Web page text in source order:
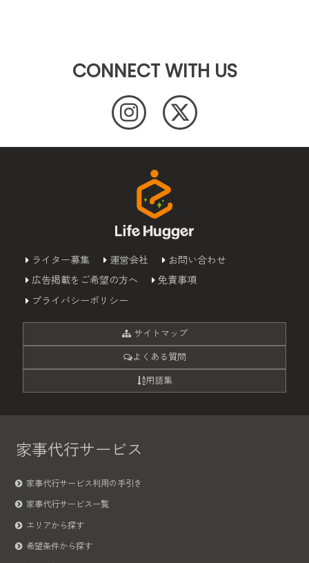
CONNECT WITH US
ライター募集 運営会社
お問い合わせ
広告掲載をご希望の方へ
免責事項
プライバシーポリシー
サイトマップ
よくある質問
用語集
家事代行サービス
家事代行サービス利用の手引き
家事代行サービス一覧
エリアから探す
希望条件から探す